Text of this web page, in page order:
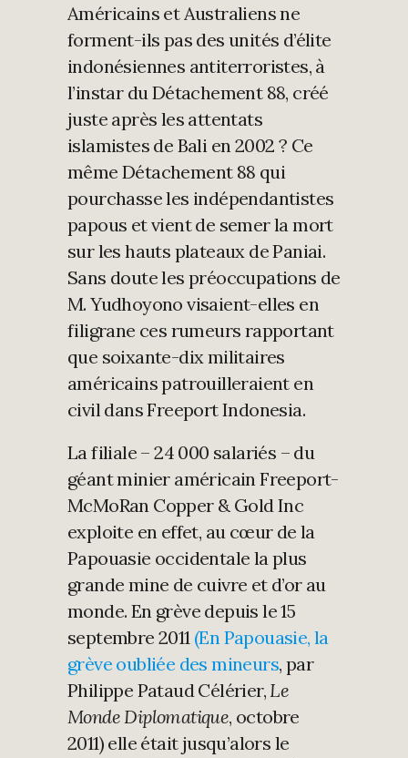
Américains et Australiens ne
forment-ils pas des unités d’élite
indonésiennes antiterroristes, à
l’instar du Détachement 88, créé
juste après les attentats
islamistes de Bali en 2002 ? Ce
même Détachement 88 qui
pourchasse les indépendantistes
papous et vient de semer la mort
sur les hauts plateaux de Paniai.
Sans doute les préoccupations de
M. Yudhoyono visaient-elles en
filigrane ces rumeurs rapportant
que soixante-dix militaires
américains patrouilleraient en
civil dans Freeport Indonesia.
La filiale – 24 000 salariés – du
géant minier américain Freeport-
McMoRan Copper & Gold Inc
exploite en effet, au cœur de la
Papouasie occidentale la plus
grande mine de cuivre et d’or au
monde. En grève depuis le 15
septembre 2011 (En Papouasie, la
grève oubliée des mineurs, par
Philippe Pataud Célérier, Le
Monde Diplomatique, octobre
2011) elle était jusqu’alors le